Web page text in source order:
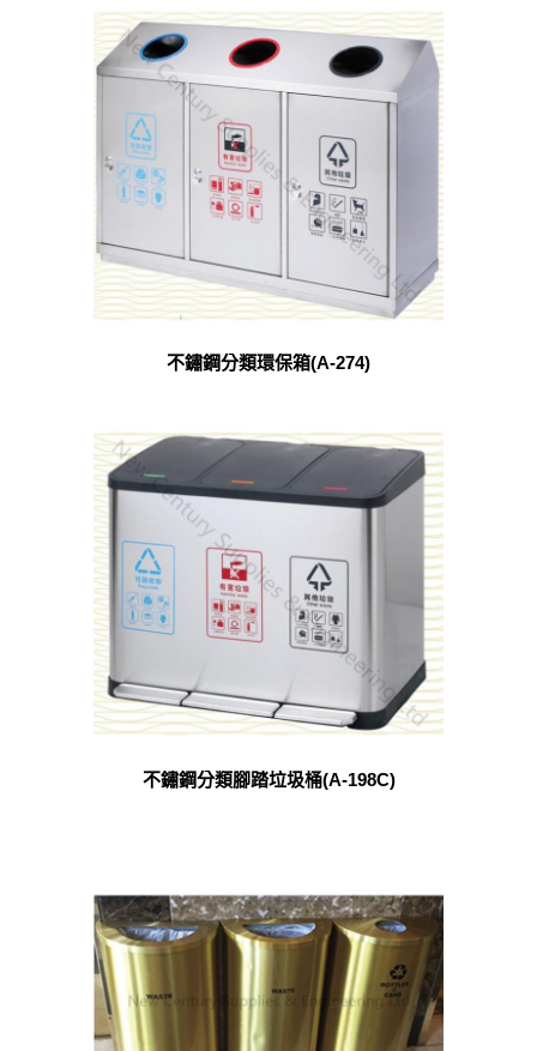
不鏽鋼分類環保箱(A-274)
不鏽鋼分類腳踏垃圾桶(A-198C)